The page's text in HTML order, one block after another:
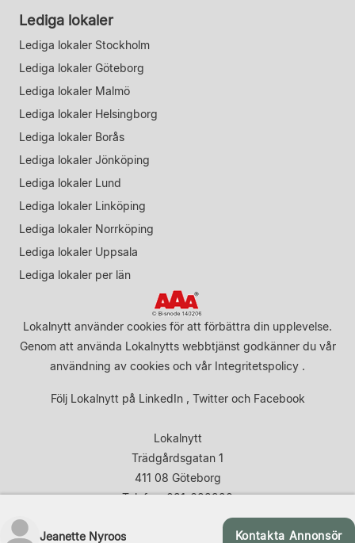
Jeanette Nyroos Kontakta Annonsör
Lediga lokaler
Lediga lokaler Stockholm
Lediga lokaler Göteborg
Lediga lokaler Malmö
Lediga lokaler Helsingborg
Lediga lokaler Borås
Lediga lokaler Jönköping
Lediga lokaler Lund
Lediga lokaler Linköping
Lediga lokaler Norrköping
Lediga lokaler Uppsala
Lediga lokaler per län
Lokalnytt använder cookies för att förbättra din upplevelse.
Genom att använda Lokalnytts webbtjänst godkänner du vår
användning av cookies och vår Integritetspolicy .
Följ Lokalnytt på LinkedIn, Twitteroch Facebook
Lokalnytt
Trädgårdsgatan 1
411 08 Göteborg
Telefon: 031-683920